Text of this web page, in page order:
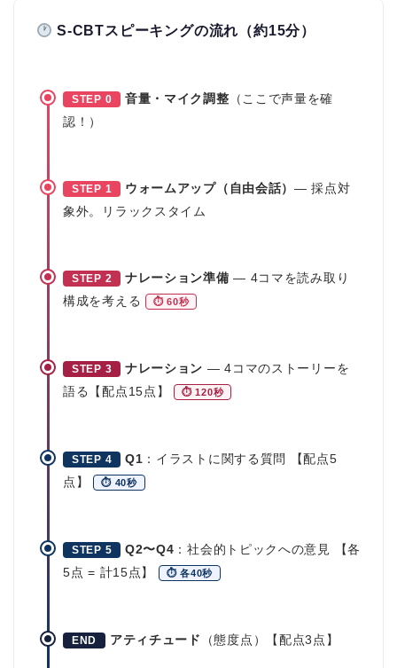
S-CBTスピーキングの流れ（約15分）
STEP 0 音量・マイク調整 （ここで声量を確
認！）
STEP 1 ウォームアップ（自由会話）— 採点対
象外。リラックスタイム
STEP 2 ナレーション準備 — 4コマを読み取り
構成を考える
⏱ 60秒
STEP 3 ナレーション — 4コマのストーリーを
語る【配点15点】
⏱ 120秒
STEP 4 Q1 ：イラストに関する質問 【配点5
点】
⏱ 40秒
STEP 5 Q2〜Q4 ：社会的トピックへの意見 【各
5点 = 計15点】
⏱ 各40秒
END アティチュード （態度点）【配点3点】